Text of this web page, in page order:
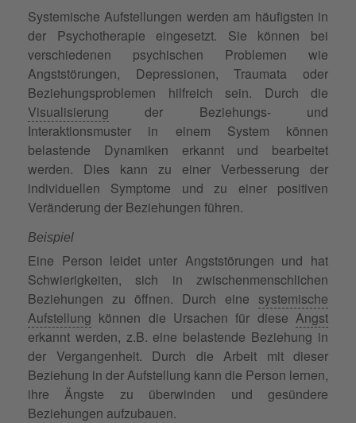
Systemische Aufstellungen werden am häufigsten in
der Psychotherapie eingesetzt. Sie können bei
verschiedenen psychischen Problemen wie
Angststörungen, Depressionen, Traumata oder
Beziehungsproblemen hilfreich sein. Durch die
Visualisierung der Beziehungs- und
Interaktionsmuster in einem System können
belastende Dynamiken erkannt und bearbeitet
werden. Dies kann zu einer Verbesserung der
individuellen Symptome und zu einer positiven
Veränderung der Beziehungen führen.
Beispiel
Eine Person leidet unter Angststörungen und hat
Schwierigkeiten, sich in zwischenmenschlichen
Beziehungen zu öffnen. Durch eine systemische
Aufstellung können die Ursachen für diese Angst
erkannt werden, z.B. eine belastende Beziehung in
der Vergangenheit. Durch die Arbeit mit dieser
Beziehung in der Aufstellung kann die Person lernen,
ihre Ängste zu überwinden und gesündere
Beziehungen aufzubauen.